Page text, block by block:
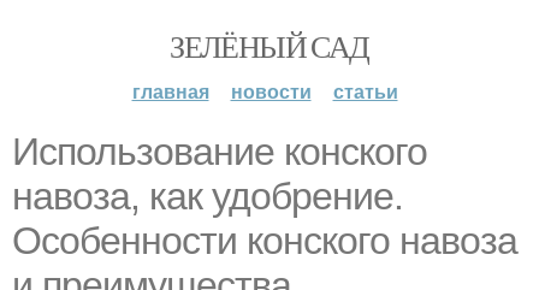
ЗЕЛЁНЫЙ САД
главная новости статьи
Использование конского
навоза, как удобрение.
Особенности конского навоза